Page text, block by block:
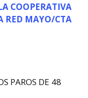
COOPERATIVA
RED MAYO/CTA
PAROS DE 48